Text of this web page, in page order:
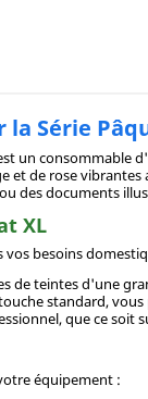
la Série
un consommable
et de rose
des documents
XL
besoins
de teintes d'une
standard,
que ce
équipement :